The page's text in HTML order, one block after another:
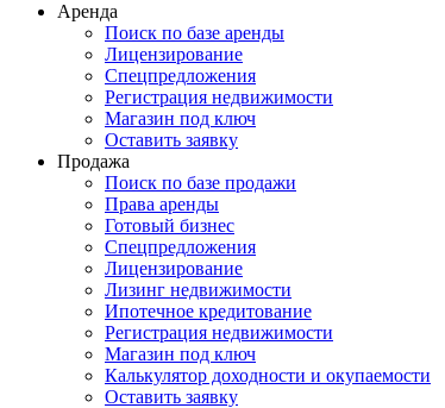
Аренда
Поиск по базе аренды
Лицензирование
Спецпредложения
Регистрация недвижимости
Магазин под ключ
Оставить заявку
Продажа
Поиск по базе продажи
Права аренды
Готовый бизнес
Спецпредложения
Лицензирование
Лизинг недвижимости
Ипотечное кредитование
Регистрация недвижимости
Магазин под ключ
Калькулятор доходности и окупаемости
Оставить заявку